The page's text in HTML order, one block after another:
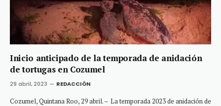
Inicio anticipado de la temporada de anidación
de tortugas en Cozumel
29 abril, 2023 REDACCIÓN
Cozumel, Quintana Roo, 29 abril. – La temporada 2023 de anidación de